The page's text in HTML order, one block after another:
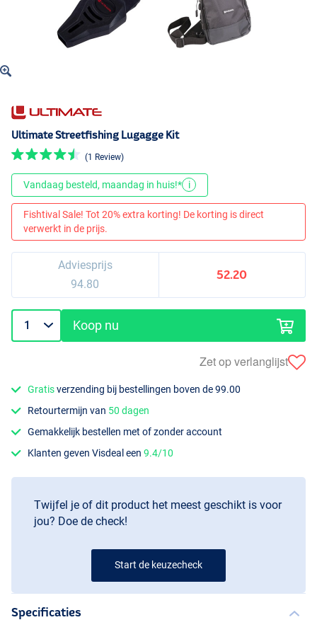
Ultimate Streetfishing Lugagge Kit
(1 Review)
Vandaag besteld, maandag in huis!* i
Fishtival Sale! Tot 20% extra korting! De korting is direct
verwerkt in de prijs.
Adviesprijs
94.80
52.20
Koop nu
Zet op verlanglijst
Gratisverzending bij bestellingen boven de 99.00
Retourtermijn van 50 dagen
Gemakkelijk bestellen met of zonder account
Klanten geven Visdeal een9.4/10
Twijfel je of dit product het meest geschikt is voor
jou? Doe de check!
Start de keuzecheck
Specificaties